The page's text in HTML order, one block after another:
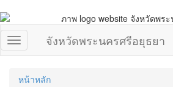
จังหวัดพระนครศรีอยุธยา
หน้าหลัก